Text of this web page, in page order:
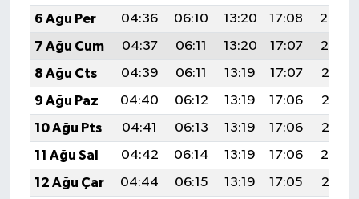
6 Ağu Per
04:36 06:10 13:20 17:08
20:20
7 Ağu Cum
04:37 06:11 13:20 17:07
20:19
8 Ağu Cts
04:39 06:11 13:19 17:07
20:18
9 Ağu Paz
04:40 06:12 13:19 17:06
20:16
10 Ağu Pts
04:41 06:13 13:19 17:06
20:15
11 Ağu Sal
04:42 06:14 13:19 17:06
20:14
12 Ağu Çar
04:44 06:15 13:19 17:05
20:13